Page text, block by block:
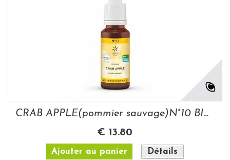
CRAB APPLE(pommier sauvage)N°10 BIO 20ML...
€ 13.80
Ajouter au panier Détails